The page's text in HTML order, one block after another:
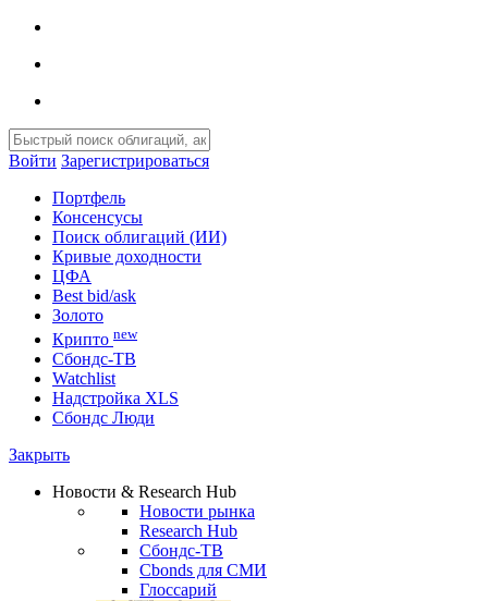
Войти Зарегистрироваться
Портфель
Консенсусы
Поиск облигаций (ИИ)
Кривые доходности
ЦФА
Best bid/ask
Золото
Крипто new
Сбондс-ТВ
Watchlist
Надстройка XLS
Сбондс Люди
Закрыть
Новости & Research Hub
Новости рынка
Research Hub
Сбондс-ТВ
Cbonds для СМИ
Глоссарий